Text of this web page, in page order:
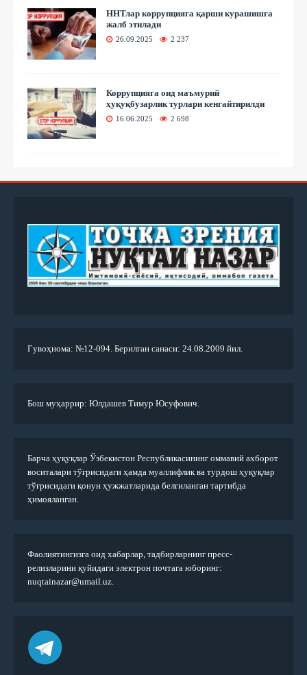
ННТлар коррупцияга қарши курашишга
жалб этилади
26.09.2025 2 237
Коррупцияга оид маъмурий
ҳуқуқбузарлик турлари кенгайтирилди
16.06.2025 2 698
Гувоҳнома: №12-094. Берилган санаси: 24.08.2009 йил.
Бош муҳаррир: Юлдашев Тимур Юсуфович.
Барча ҳуқуқлар Ўзбекистон Республикасининг оммавий ахборот
воситалари тўғрисидаги ҳамда муаллифлик ва турдош ҳуқуқлар
тўғрисидаги қонун ҳужжатларида белгиланган тартибда
ҳимояланган.
Фаолиятингизга оид хабарлар, тадбирларнинг пресс-
релизларини қуйидаги электрон почтага юборинг:
nuqtainazar@umail.uz.